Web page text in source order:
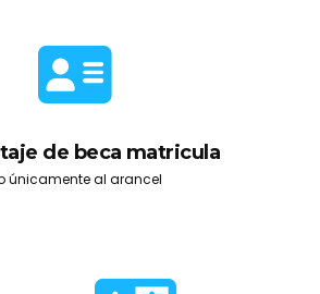
de beca matricula
únicamente al arancel